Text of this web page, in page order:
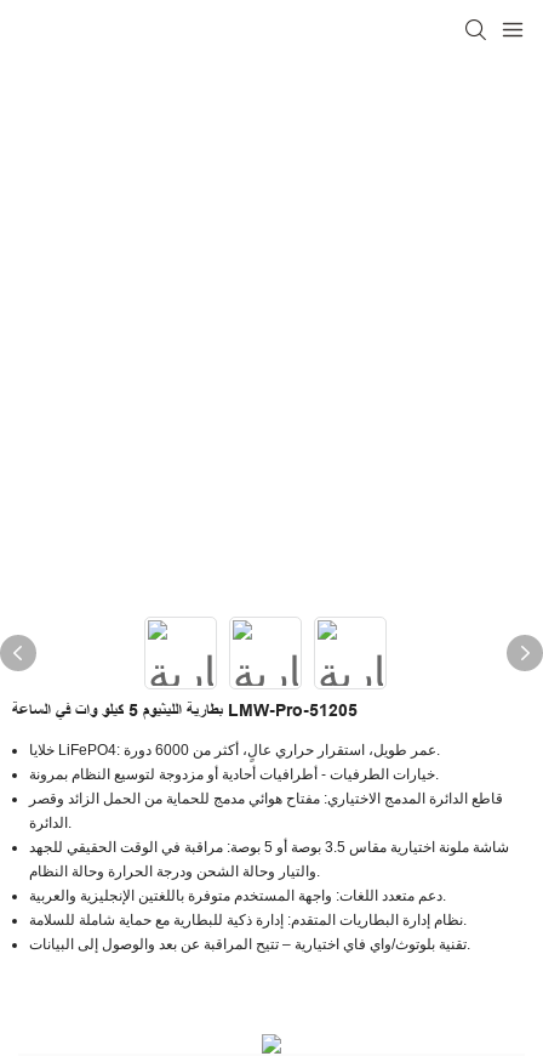
بطارية الليثيوم 5 كيلو وات في الساعة LMW-Pro-51205
خلايا LiFePO4: عمر طويل، استقرار حراري عالٍ، أكثر من 6000 دورة.
خيارات الطرفيات - أطرافيات أحادية أو مزدوجة لتوسيع النظام بمرونة.
قاطع الدائرة المدمج الاختياري: مفتاح هوائي مدمج للحماية من الحمل الزائد وقصر
الدائرة.
شاشة ملونة اختيارية مقاس 3.5 بوصة أو 5 بوصة: مراقبة في الوقت الحقيقي للجهد
والتيار وحالة الشحن ودرجة الحرارة وحالة النظام.
دعم متعدد اللغات: واجهة المستخدم متوفرة باللغتين الإنجليزية والعربية.
نظام إدارة البطاريات المتقدم: إدارة ذكية للبطارية مع حماية شاملة للسلامة.
تقنية بلوتوث/واي فاي اختيارية – تتيح المراقبة عن بعد والوصول إلى البيانات.